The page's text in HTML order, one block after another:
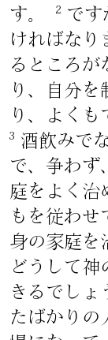
す。
2
です
ければなり
るところが
り、自分を
り、よくも
3
酒飲みで
で、争わず
庭をよく治
もを従わせ
身の家庭を
どうして神
きるでし
たばかりの